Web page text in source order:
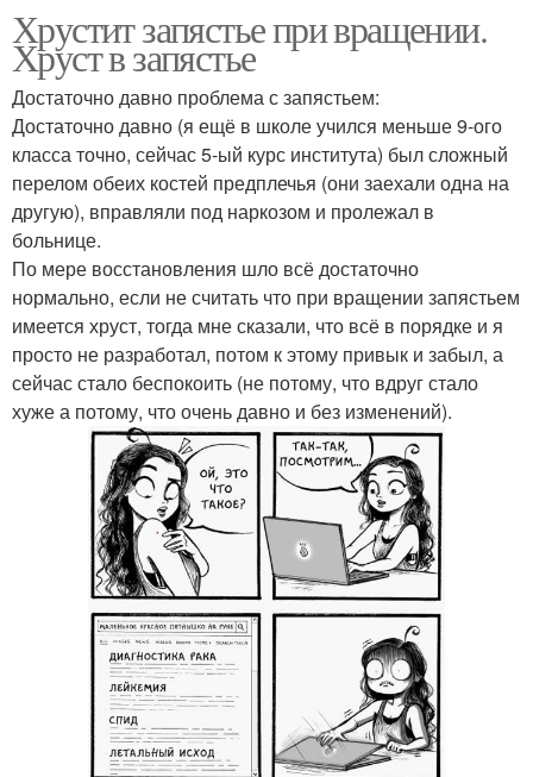
Хрустит запястье при вращении.
Хруст в запястье
Достаточно давно проблема с запястьем:
Достаточно давно (я ещё в школе учился меньше 9-ого
класса точно, сейчас 5-ый курс института) был сложный
перелом обеих костей предплечья (они заехали одна на
другую), вправляли под наркозом и пролежал в
больнице.
По мере восстановления шло всё достаточно
нормально, если не считать что при вращении запястьем
имеется хруст, тогда мне сказали, что всё в порядке и я
просто не разработал, потом к этому привык и забыл, а
сейчас стало беспокоить (не потому, что вдруг стало
хуже а потому, что очень давно и без изменений).